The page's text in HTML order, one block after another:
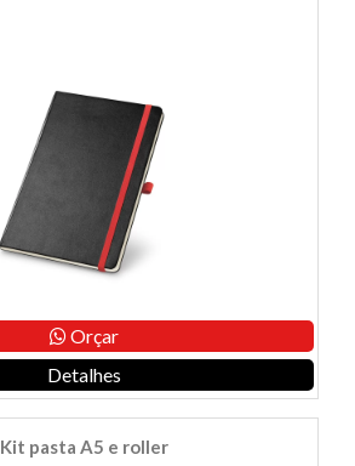
Orçar
Detalhes
Kit pasta A5 e roller